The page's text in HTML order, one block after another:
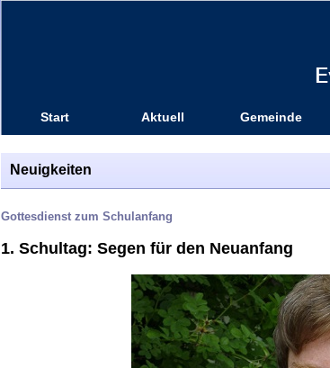
Start Aktuell Gemeinde
Neuigkeiten
Gottesdienst zum Schulanfang
1. Schultag: Segen für den Neuanfang